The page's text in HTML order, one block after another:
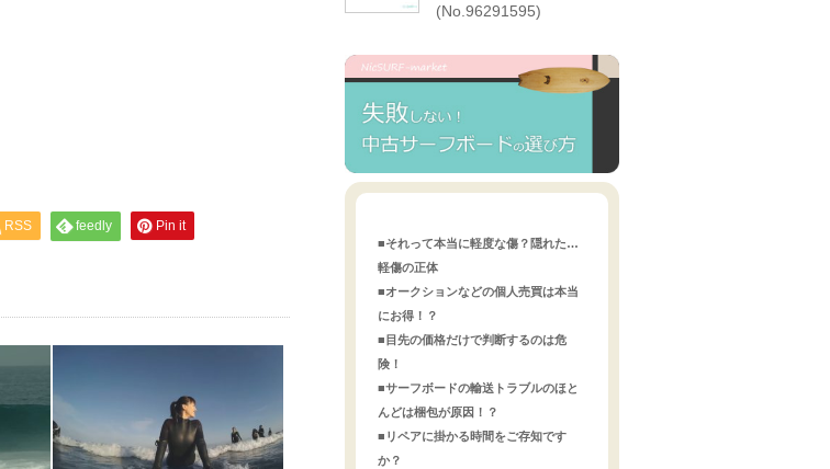
RSS feedly Pin it
(No.96291595)
■それって本当に軽度な傷？隠れた…
軽傷の正体
■オークションなどの個人売買は本当
にお得！？
■目先の価格だけで判断するのは危
険！
■サーフボードの輸送トラブルのほと
んどは梱包が原因！？
■リペアに掛かる時間をご存知です
か？